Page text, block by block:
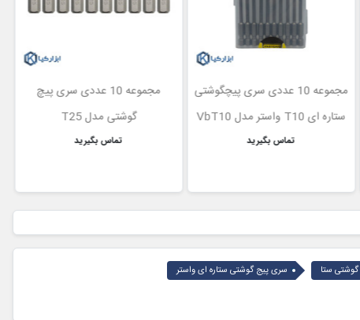
مجموعه 10 عددی سری پیچگوشتی
ستاره ای T10 واستر مدل VbT10
تماس بگیرید
مجموعه 10 عددی سری پیچ
گوشتی مدل T25
تماس بگیرید
سری پیج گوشتی ستاره ای واستر